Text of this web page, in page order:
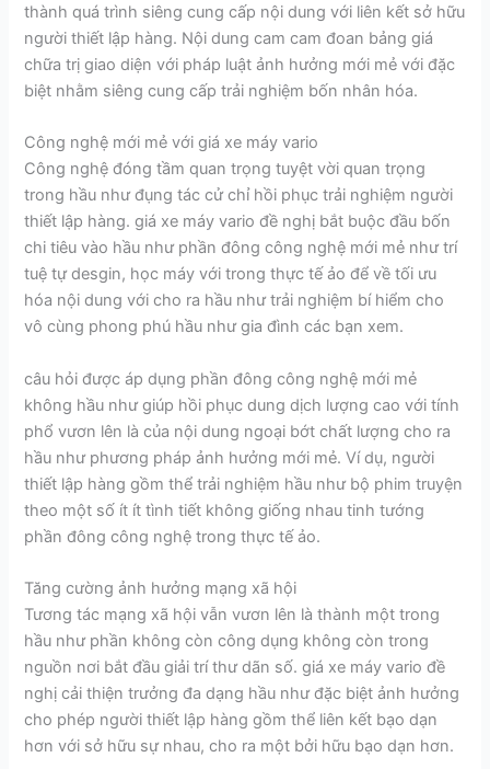
thành quá trình siêng cung cấp nội dung với liên kết sở hữu
người thiết lập hàng. Nội dung cam cam đoan bảng giá
chữa trị giao diện với pháp luật ảnh hưởng mới mẻ với đặc
biệt nhằm siêng cung cấp trải nghiệm bốn nhân hóa.
Công nghệ mới mẻ với giá xe máy vario
Công nghệ đóng tầm quan trọng tuyệt vời quan trọng
trong hầu như đụng tác cử chỉ hồi phục trải nghiệm người
thiết lập hàng. giá xe máy vario đề nghị bắt buộc đầu bốn
chi tiêu vào hầu như phần đông công nghệ mới mẻ như trí
tuệ tự desgin, học máy với trong thực tế ảo để về tối ưu
hóa nội dung với cho ra hầu như trải nghiệm bí hiểm cho
vô cùng phong phú hầu như gia đình các bạn xem.
câu hỏi được áp dụng phần đông công nghệ mới mẻ
không hầu như giúp hồi phục dung dịch lượng cao với tính
phổ vươn lên là của nội dung ngoại bớt chất lượng cho ra
hầu như phương pháp ảnh hưởng mới mẻ. Ví dụ, người
thiết lập hàng gồm thể trải nghiệm hầu như bộ phim truyện
theo một số ít ít tình tiết không giống nhau tinh tướng
phần đông công nghệ trong thực tế ảo.
Tăng cường ảnh hưởng mạng xã hội
Tương tác mạng xã hội vẫn vươn lên là thành một trong
hầu như phần không còn công dụng không còn trong
nguồn nơi bắt đầu giải trí thư dãn số. giá xe máy vario đề
nghị cải thiện trưởng đa dạng hầu như đặc biệt ảnh hưởng
cho phép người thiết lập hàng gồm thể liên kết bạo dạn
hơn với sở hữu sự nhau, cho ra một bởi hữu bạo dạn hơn.